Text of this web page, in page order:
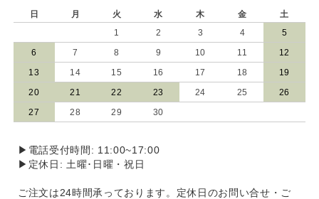
日 月 火 水 木 金
土
1
2 3 4 5
6 7 8 9 10 11 12
13 14 15 16 17 18 19
20 21 22 23 24 25 26
27 28 29 30
▶電話受付時間: 11:00~17:00
▶定休日: 土曜･日曜・祝日
ご注文は24時間承っております。定休日のお問い合せ・ご